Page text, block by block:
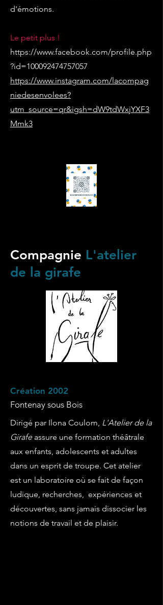
d'émotions.
Le petit plus !
https://www.facebook.com/profile.php
?id=100092474757057
https://www.instagram.com/lacompag
niedesenvolees?
utm_source=qr&igsh=dW9tdWxjYXF3
Mmk3
Compagnie L'atelier
de la girafe
Création 2002
Fontenay sous Bois
Dirigé par Ilona Coulom, L'Atelier de la
Girafeassure une formation théâtrale
aux enfants, adolescents et adultes
dans un esprit de troupe. Cet atelier
est un laboratoire où se fait de façon
ludique, recherches, expériences et
découvertes, sans jamais dissocier les
notions de travail et de plaisir.